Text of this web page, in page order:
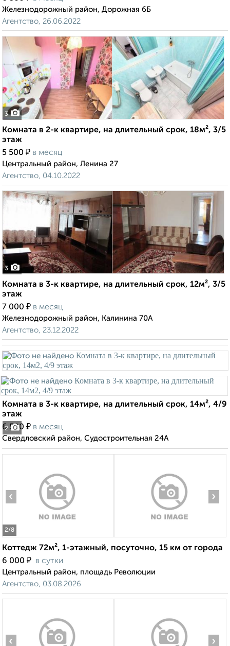
Железнодорожный район, Дорожная 6Б
Агентство, 26.06.2022
3
Комната в 2-к квартире, на длительный срок, 18м², 3/5
этаж
5 500 ₽ в месяц
Центральный район, Ленина 27
Агентство, 04.10.2022
3
Комната в 3-к квартире, на длительный срок, 12м², 3/5
этаж
7 000 ₽ в месяц
Железнодорожный район, Калинина 70А
Агентство, 23.12.2022
2
Комната в 3-к квартире, на длительный срок, 14м², 4/9
этаж
6 500 ₽ в месяц
Свердловский район, Судостроительная 24А
2/8
‹ ›
Коттедж 72м², 1-этажный, посуточно, 15 км от города
6 000 ₽ в сутки
Центральный район, площадь Революции
Агентство, 03.08.2026
‹ ›